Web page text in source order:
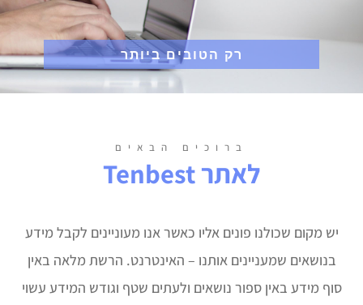
רק הטובים ביותר
ברוכים הבאים
לאתר Tenbest
יש מקום שכולנו פונים אליו כאשר אנו מעוניינים לקבל מידע
בנושאים שמעניינים אותנו – האינטרנט. הרשת מלאה באין
סוף מידע באין ספור נושאים ולעתים שטף וגודש המידע עשוי